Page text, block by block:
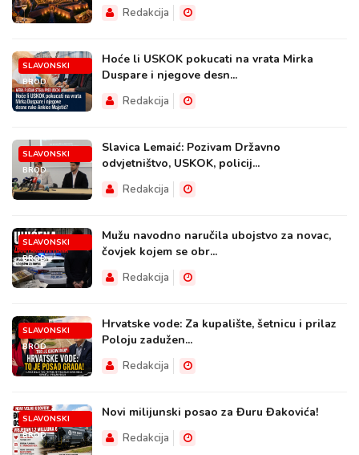
Redakcija
SLAVONSKI
BROD
Hoće li USKOK pokucati na vrata Mirka
Duspare i njegove desn...
Redakcija
SLAVONSKI
BROD
Slavica Lemaić: Pozivam Državno
odvjetništvo, USKOK, policij...
Redakcija
SLAVONSKI
BROD
Mužu navodno naručila ubojstvo za novac,
čovjek kojem se obr...
Redakcija
SLAVONSKI
BROD
Hrvatske vode: Za kupalište, šetnicu i prilaz
Poloju zadužen...
Redakcija
SLAVONSKI
BROD
Novi milijunski posao za Đuru Đakovića!
Redakcija